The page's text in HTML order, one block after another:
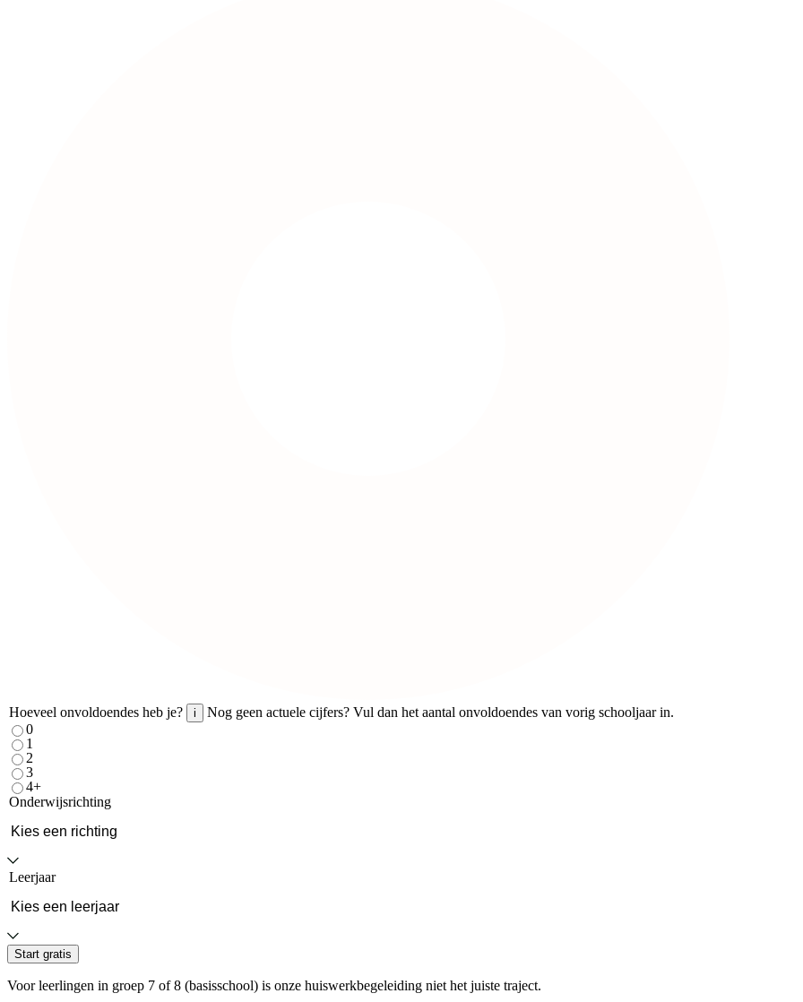
Hoeveel onvoldoendes heb je? i
Nog geen actuele cijfers? Vul dan het aantal onvoldoendes van vorig schooljaar in.
0
1
2
3
4+
Onderwijsrichting
Leerjaar
Start gratis
Voor leerlingen in groep 7 of 8 (basisschool) is onze huiswerkbegeleiding niet het juiste traject.